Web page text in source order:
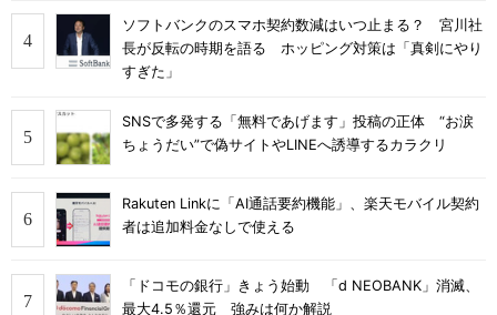
ソフトバンクのスマホ契約数減はいつ止まる？ 宮川社
長が反転の時期を語る ホッピング対策は「真剣にやり
すぎた」
SNSで多発する「無料であげます」投稿の正体 “お涙
ちょうだい”で偽サイトやLINEへ誘導するカラクリ
Rakuten Linkに「AI通話要約機能」、楽天モバイル契約
者は追加料金なしで使える
「ドコモの銀行」きょう始動 「d NEOBANK」消滅、
最大4.5％還元 強みは何か解説